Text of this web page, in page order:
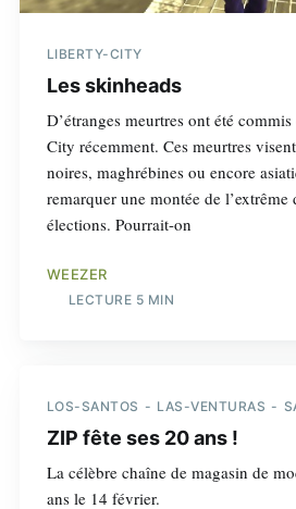
LIBERTY-CITY
Les skinheads
D’étranges meurtres ont été
City récemment. Ces meurtres
noires, maghrébines ou encore
remarquer une montée de
élections. Pourrait-on
WEEZER
LECTURE 5 MIN
LOS-SANTOS LAS-VENTURAS
ZIP fête ses 20 ans !
La célèbre chaîne de magasin de
ans le 14 février.